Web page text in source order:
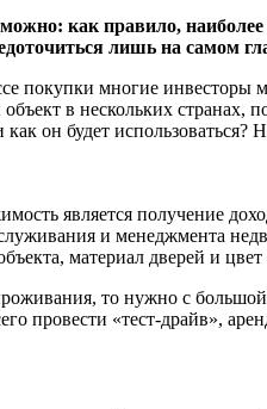
как правило,
лишь на самом
покупки многие
в нескольких странах,
как он будет
является получение
и менеджмента
материал дверей и
то нужно с
провести «тест-драйв»,